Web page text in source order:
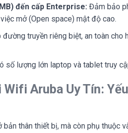
đến cấp Enterprise: Đảm bảo
mở (Open space) mật độ cao.
đường truyền riêng biệt, an toàn
số lượng lớn laptop và tablet truy
Aruba Uy Tín:
thân thiết bị, mà còn phụ thuộc